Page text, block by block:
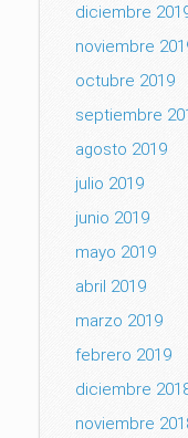
diciembre
noviembre
octubre 2019
septiembre
agosto 2019
julio 2019
junio 2019
mayo 2019
abril 2019
marzo 2019
febrero 2019
diciembre
noviembre